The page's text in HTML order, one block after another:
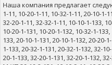
Наша компания предлагает
1-11, 10-20-1-11, 10-32-1-11, 20-10-1-
32-20-1-11, 32-32-1-11, 10-10-1-133,
10-20-1-131, 10-20-1-132, 10-32-1-
133, 20-10-1-131, 20-10-1-132, 20-20-
1-133, 20-32-1-131, 20-32-1-132, 32-
20-1-133, 32-20-1-131, 32-20-1-132,